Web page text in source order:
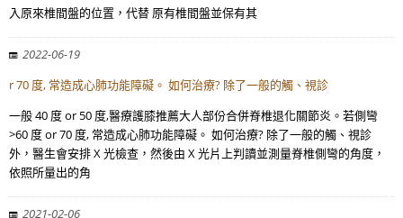
入原來椎間盤的位置，代替 原有椎間盤並保有其
2022-06-19
r 70 度, 常造成心肺功能障礙。 如何治療? 除了一般的觸、視診
一般 40 度 or 50 度,醫療護膝推薦大人部份合併脊椎退化關節炎。若側彎
>60 度 or 70 度, 常造成心肺功能障礙。 如何治療? 除了一般的觸、視診
外，醫生會安排 X 光檢查，然後由 X 光片上判讀並測量脊椎側彎的角度，
依照所量出的角
2021-02-06